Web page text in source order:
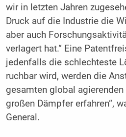
wir in letzten Jahren
Druck auf die Industrie die
aber auch
verlagert hat.“ Eine
jedenfalls die schlechteste
ruchbar wird, werden die
gesamten global
großen Dämpfer erfahren“,
General.